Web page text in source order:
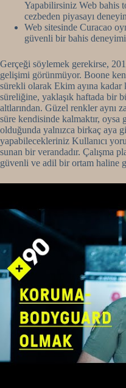
Yapabilirsiniz Web bahis
cezbeden piyasayı
Web sitesinde Curacao
güvenli bir bahis
Gerçeği söylemek gerekirse,
gelişimi görünmüyor. Boone
sürekli olarak Ekim ayına kadar
süreliğine, yaklaşık haftada bir
altlarından. Güzel renkler aynı
süre kendisinde kalmaktır,
olduğunda yalnızca birkaç aya
yapabilecekleriniz Kullanıcı
sunan bir verandadır. Çalışma
güvenli ve adil bir ortam haline